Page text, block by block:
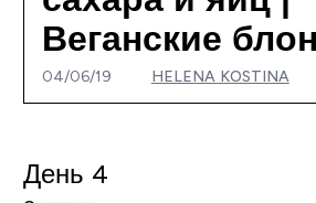
Веганские
04/06/19 HELENA KOSTINA
День 4